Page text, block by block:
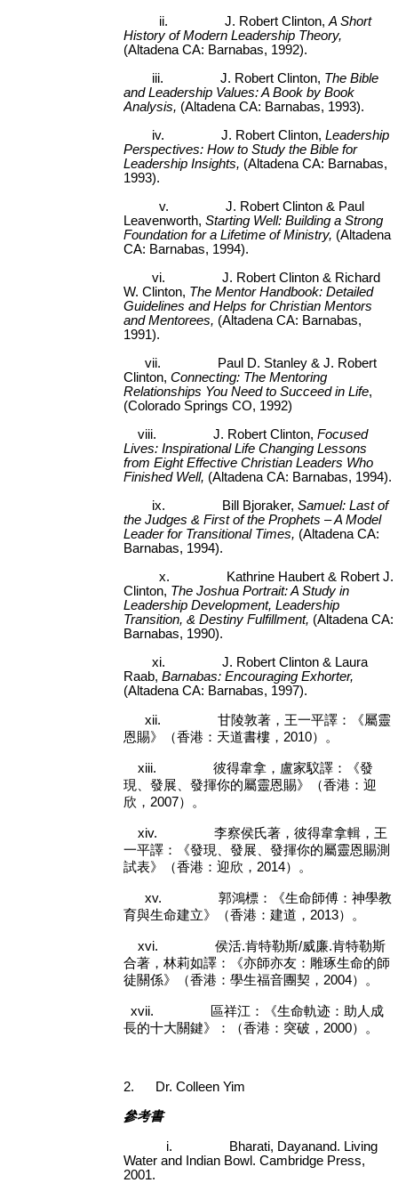
ii.J. Robert Clinton,A Short
History of Modern Leadership Theory,
(Altadena CA: Barnabas, 1992).
iii.J. Robert Clinton, The Bible
and Leadership Values: A Book by Book
Analysis, (Altadena CA: Barnabas, 1993).
iv.J. Robert Clinton,Leadership
Perspectives: How to Study the Bible for
Leadership Insights, (Altadena CA: Barnabas,
1993).
v.J. Robert Clinton & Paul
Leavenworth,Starting Well: Building a Strong
Foundation for a Lifetime of Ministry, (Altadena
CA: Barnabas, 1994).
vi.J. Robert Clinton & Richard
W. Clinton, The Mentor Handbook: Detailed
Guidelines and Helps for Christian Mentors
and Mentorees, (Altadena CA: Barnabas,
1991).
vii.
Paul D. Stanley & J. Robert
Clinton,Connecting: The Mentoring
Relationships You Need to Succeed in Life,
(Colorado Springs CO, 1992)
viii.J. Robert Clinton,Focused
Lives: Inspirational Life Changing Lessons
from Eight Effective Christian Leaders Who
Finished Well, (Altadena CA: Barnabas, 1994).
ix.
Bill Bjoraker,Samuel: Last of
the Judges & First of the Prophets – A Model
Leader for Transitional Times, (Altadena CA:
Barnabas, 1994).
x.
Kathrine Haubert & Robert J.
Clinton, The Joshua Portrait: A Study in
Leadership Development, Leadership
Transition, & Destiny Fulfillment, (Altadena CA:
Barnabas, 1990).
xi.J. Robert Clinton & Laura
Raab,Barnabas: Encouraging Exhorter,
(Altadena CA: Barnabas, 1997).
xii.甘陵敦著，王一平譯：《屬靈
恩賜》（香港：天道書樓， 2010）。
xiii.彼得韋拿，盧家馼譯：《發
現、發展、發揮你的屬靈恩賜》（香港：迎
欣， 2007）。
xiv.李察侯氏著，彼得韋拿輯，王
一平譯：《發現、發展、發揮你的屬靈恩賜測
試表》（香港：迎欣， 2014）。
xv.郭鴻標：《生命師傅：神學教
育與生命建立》（香港：建道， 2013）。
xvi.侯活.肯特勒斯/威廉.肯特勒斯
合著，林莉如譯：《亦師亦友：雕琢生命的師
徒關係》（香港：學生福音團契， 2004）。
xvii.
區祥江：《生命軌迹：助人成
長的十大關鍵》：（香港：突破， 2000）。
2. Dr. Colleen Yim
參考書
i.
Bharati, Dayanand. Living
Water and Indian Bowl. Cambridge Press,
2001.